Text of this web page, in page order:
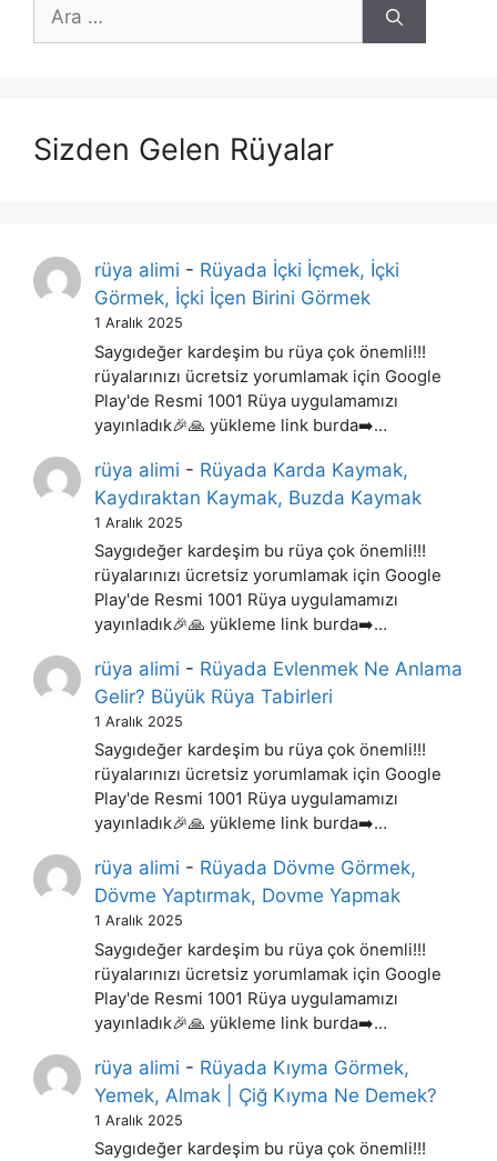
Sizden Gelen Rüyalar
rüya alimi - Rüyada İçki İçmek, İçki
Görmek, İçki İçen Birini Görmek
1 Aralık 2025
Saygıdeğer kardeşim bu rüya çok önemli!!!
rüyalarınızı ücretsiz yorumlamak için Google
Play'de Resmi 1001 Rüya uygulamamızı
yayınladık🎉🙏 yükleme link burda➡️…
rüya alimi - Rüyada Karda Kaymak,
Kaydıraktan Kaymak, Buzda Kaymak
1 Aralık 2025
Saygıdeğer kardeşim bu rüya çok önemli!!!
rüyalarınızı ücretsiz yorumlamak için Google
Play'de Resmi 1001 Rüya uygulamamızı
yayınladık🎉🙏 yükleme link burda➡️…
rüya alimi - Rüyada Evlenmek Ne Anlama
Gelir? Büyük Rüya Tabirleri
1 Aralık 2025
Saygıdeğer kardeşim bu rüya çok önemli!!!
rüyalarınızı ücretsiz yorumlamak için Google
Play'de Resmi 1001 Rüya uygulamamızı
yayınladık🎉🙏 yükleme link burda➡️…
rüya alimi - Rüyada Dövme Görmek,
Dövme Yaptırmak, Dovme Yapmak
1 Aralık 2025
Saygıdeğer kardeşim bu rüya çok önemli!!!
rüyalarınızı ücretsiz yorumlamak için Google
Play'de Resmi 1001 Rüya uygulamamızı
yayınladık🎉🙏 yükleme link burda➡️…
rüya alimi - Rüyada Kıyma Görmek,
Yemek, Almak | Çiğ Kıyma Ne Demek?
1 Aralık 2025
Saygıdeğer kardeşim bu rüya çok önemli!!!